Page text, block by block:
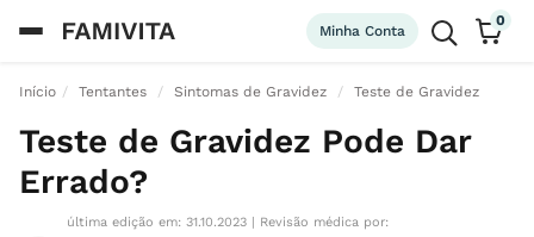
Minha Conta
0
Início Tentantes Sintomas de Gravidez Teste de Gravidez
Teste de Gravidez Pode Dar
Errado?
última edição em: 31.10.2023 | Revisão médica por: